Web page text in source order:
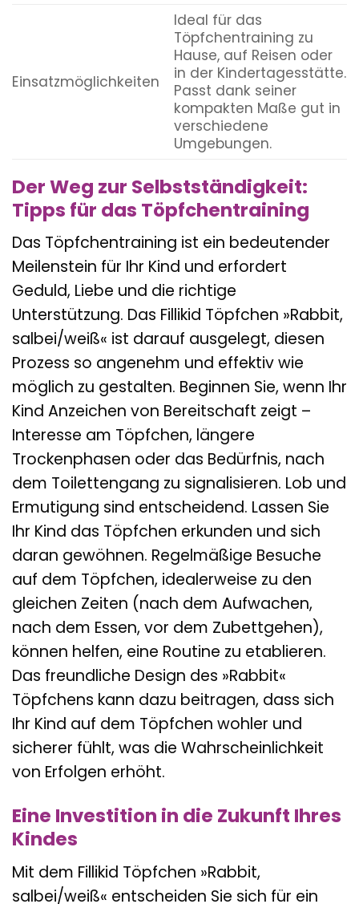
Einsatzmöglichkeiten
Ideal für das
Töpfchentraining zu
Hause, auf Reisen oder
in der Kindertagesstätte.
Passt dank seiner
kompakten Maße gut in
verschiedene
Umgebungen.
Der Weg zur Selbstständigkeit:
Tipps für das Töpfchentraining
Das Töpfchentraining ist ein bedeutender
Meilenstein für Ihr Kind und erfordert
Geduld, Liebe und die richtige
Unterstützung. Das Fillikid Töpfchen »Rabbit,
salbei/weiß« ist darauf ausgelegt, diesen
Prozess so angenehm und effektiv wie
möglich zu gestalten. Beginnen Sie, wenn Ihr
Kind Anzeichen von Bereitschaft zeigt –
Interesse am Töpfchen, längere
Trockenphasen oder das Bedürfnis, nach
dem Toilettengang zu signalisieren. Lob und
Ermutigung sind entscheidend. Lassen Sie
Ihr Kind das Töpfchen erkunden und sich
daran gewöhnen. Regelmäßige Besuche
auf dem Töpfchen, idealerweise zu den
gleichen Zeiten (nach dem Aufwachen,
nach dem Essen, vor dem Zubettgehen),
können helfen, eine Routine zu etablieren.
Das freundliche Design des »Rabbit«
Töpfchens kann dazu beitragen, dass sich
Ihr Kind auf dem Töpfchen wohler und
sicherer fühlt, was die Wahrscheinlichkeit
von Erfolgen erhöht.
Eine Investition in die Zukunft Ihres
Kindes
Mit dem Fillikid Töpfchen »Rabbit,
salbei/weiß« entscheiden Sie sich für ein